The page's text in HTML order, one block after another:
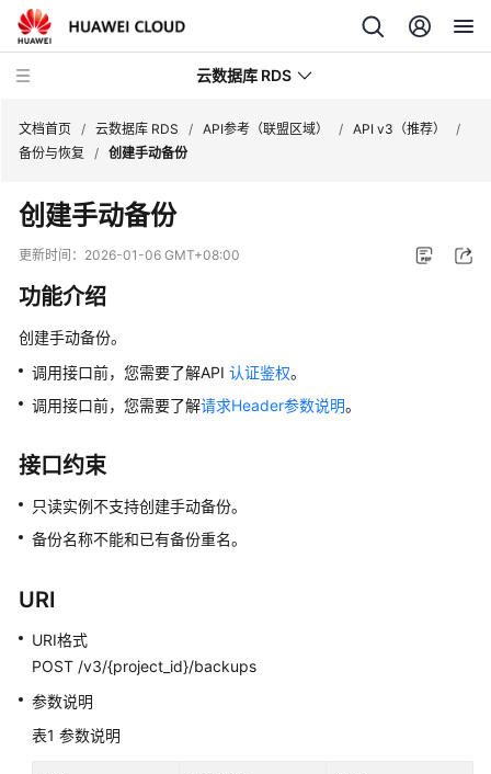
云数据库 RDS
产
介
绍
计
费
快
入
核
介
绍
用
文档首页 / 云数据库 RDS / API参考（联盟区域） / API v3（推荐）
/
备份与恢复
/ 创建手动备份
创建手动备份
更新时间： 2026-01-06 GMT+08:00
功能介绍
创建手动备份。
调用接口前，您需要了解API 认证鉴权。
调用接口前，您需要了解请求Header参数说明。
接口约束
只读实例不支持创建手动备份。
备份名称不能和已有备份重名。
URI
URI格式
POST /v3/{project_id}/backups
参数说明
表1 参数说明